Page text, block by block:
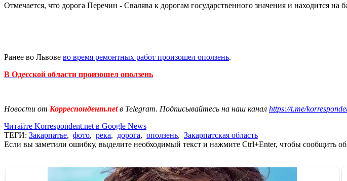
Отмечается, что дорога Перечин - Свалява к дорогам государственного значения и находится
Ранее во Львове во время ремонтных работ произошел оползень.
В Одесской области произошел оползень
Новости от Корреспондент.netв Telegram. Подписывайтесь на наш канал https://t.me/
Читайте Korrespondent.net в Google News
ТЕГИ: Закарпатье, фото, река, дорога, оползень, Закарпатская область
Если вы заметили ошибку, выделите необходимый текст и нажмите Ctrl+Enter, чтобы сообщить